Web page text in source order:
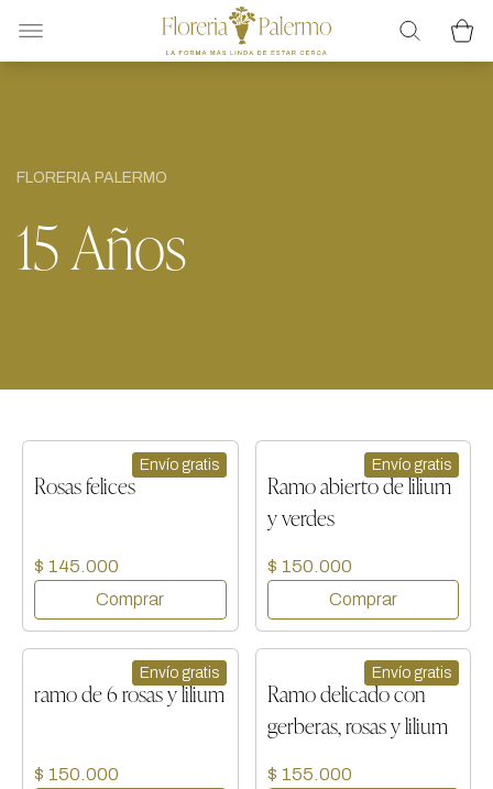
FLORERIA PALERMO
15 Años
Envío gratis
Rosas felices
$ 145.000
Envío gratis
Ramo abierto de lilium
y verdes
$ 150.000
Envío gratis
ramo de 6 rosas y lilium
$ 150.000
Envío gratis
Ramo delicado con
gerberas, rosas y lilium
$ 155.000